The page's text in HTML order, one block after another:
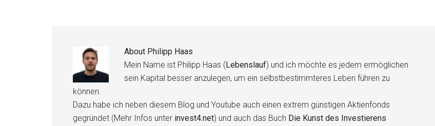
About Philipp Haas
Mein Name ist Philipp Haas (Lebenslauf) und ich möchte es jedem ermöglichen
sein Kapital besser anzulegen, um ein selbstbestimmteres Leben führen zu
können.
Dazu habe ich neben diesem Blog und Youtube auch einen extrem günstigen Aktienfonds
gegründet (Mehr Infos unter invest4.net) und auch das Buch Die Kunst des Investierens